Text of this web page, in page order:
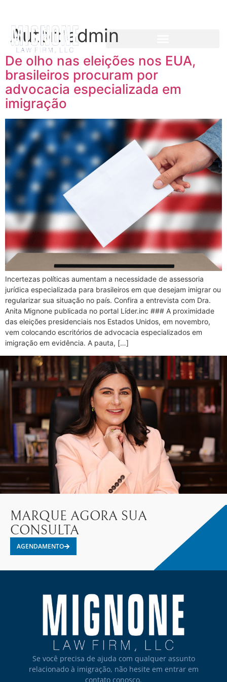
Autor:admin
De olho nas eleições nos EUA,
brasileiros procuram por
advocacia especializada em
imigração
Incertezas políticas aumentam a necessidade de assessoria
jurídica especializada para brasileiros em que desejam imigrar ou
regularizar sua situação no país. Confira a entrevista com Dra.
Anita Mignone publicada no portal Líder.inc ### A proximidade
das eleições presidenciais nos Estados Unidos, em novembro,
vem colocando escritórios de advocacia especializados em
imigração em evidência. A pauta, […]
MARQUE AGORA SUA
CONSULTA
AGENDAMENTO
Se você precisa de ajuda com qualquer assunto
relacionado à imigração, não hesite em entrar em
contato conosco.